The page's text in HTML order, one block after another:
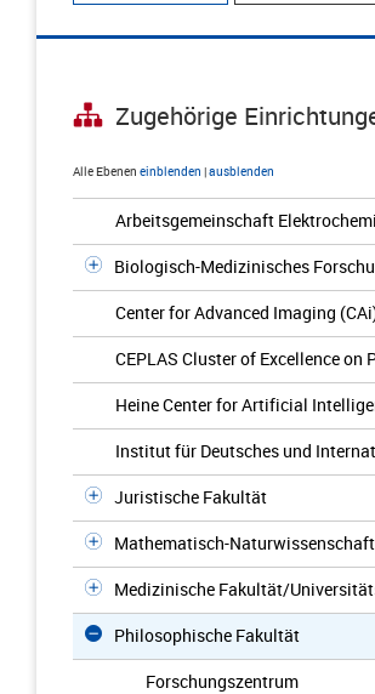
Zugehörige
Alle Ebenen einblenden |ausblenden
Arbeitsgemeinschaft
Biologisch-Medizinisches
Center for Advanced Imaging
CEPLAS Cluster of Excellence on
Heine Center for Artificial
Institut für Deutsches und
Juristische Fakultät
Mathematisch-
Medizinische Fakultät/
Philosophische Fakultät
Forschungszentrum